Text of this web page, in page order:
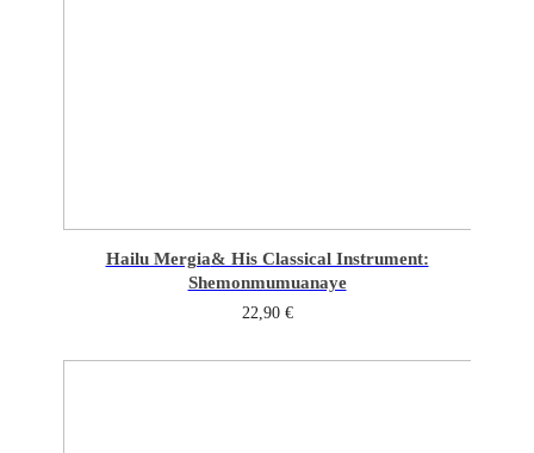
Hailu Mergia& His Classical Instrument:
Shemonmumuanaye
22,90 €